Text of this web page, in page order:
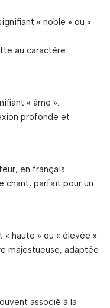
« noble » ou «
au caractère
« âme ».
profonde et
en français.
chant, parfait pour un
haute » ou « élevée ».
majestueuse, adaptée
associé à la